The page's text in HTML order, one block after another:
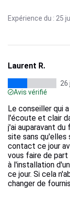
Expérience du : 25
Laurent R.
26
Avis vérifié
Le conseiller qui
l'écoute et clair
j'ai auparavant
site sans
contact ce jour
vous faire de part
à l'installation
ce jour. Si cela
changer de